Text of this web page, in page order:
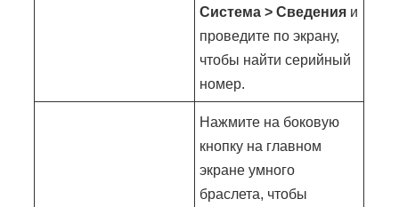
Система > Сведения и
проведите по экрану,
чтобы найти серийный
номер.
Нажмите на боковую
кнопку на главном
экране умного
браслета, чтобы